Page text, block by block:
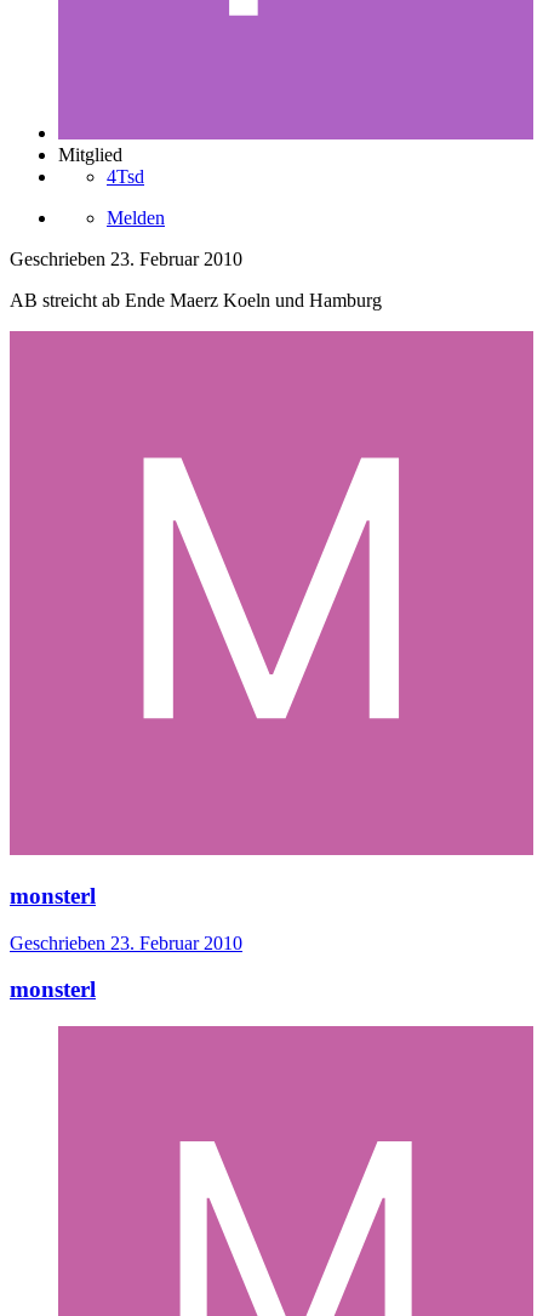
Mitglied
4Tsd
Melden
Geschrieben 23. Februar 2010
AB streicht ab Ende Maerz Koeln und Hamburg
monsterl
Geschrieben 23. Februar 2010
monsterl